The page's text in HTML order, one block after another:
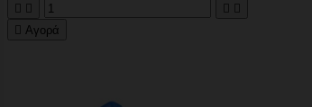
   
 Αγορά